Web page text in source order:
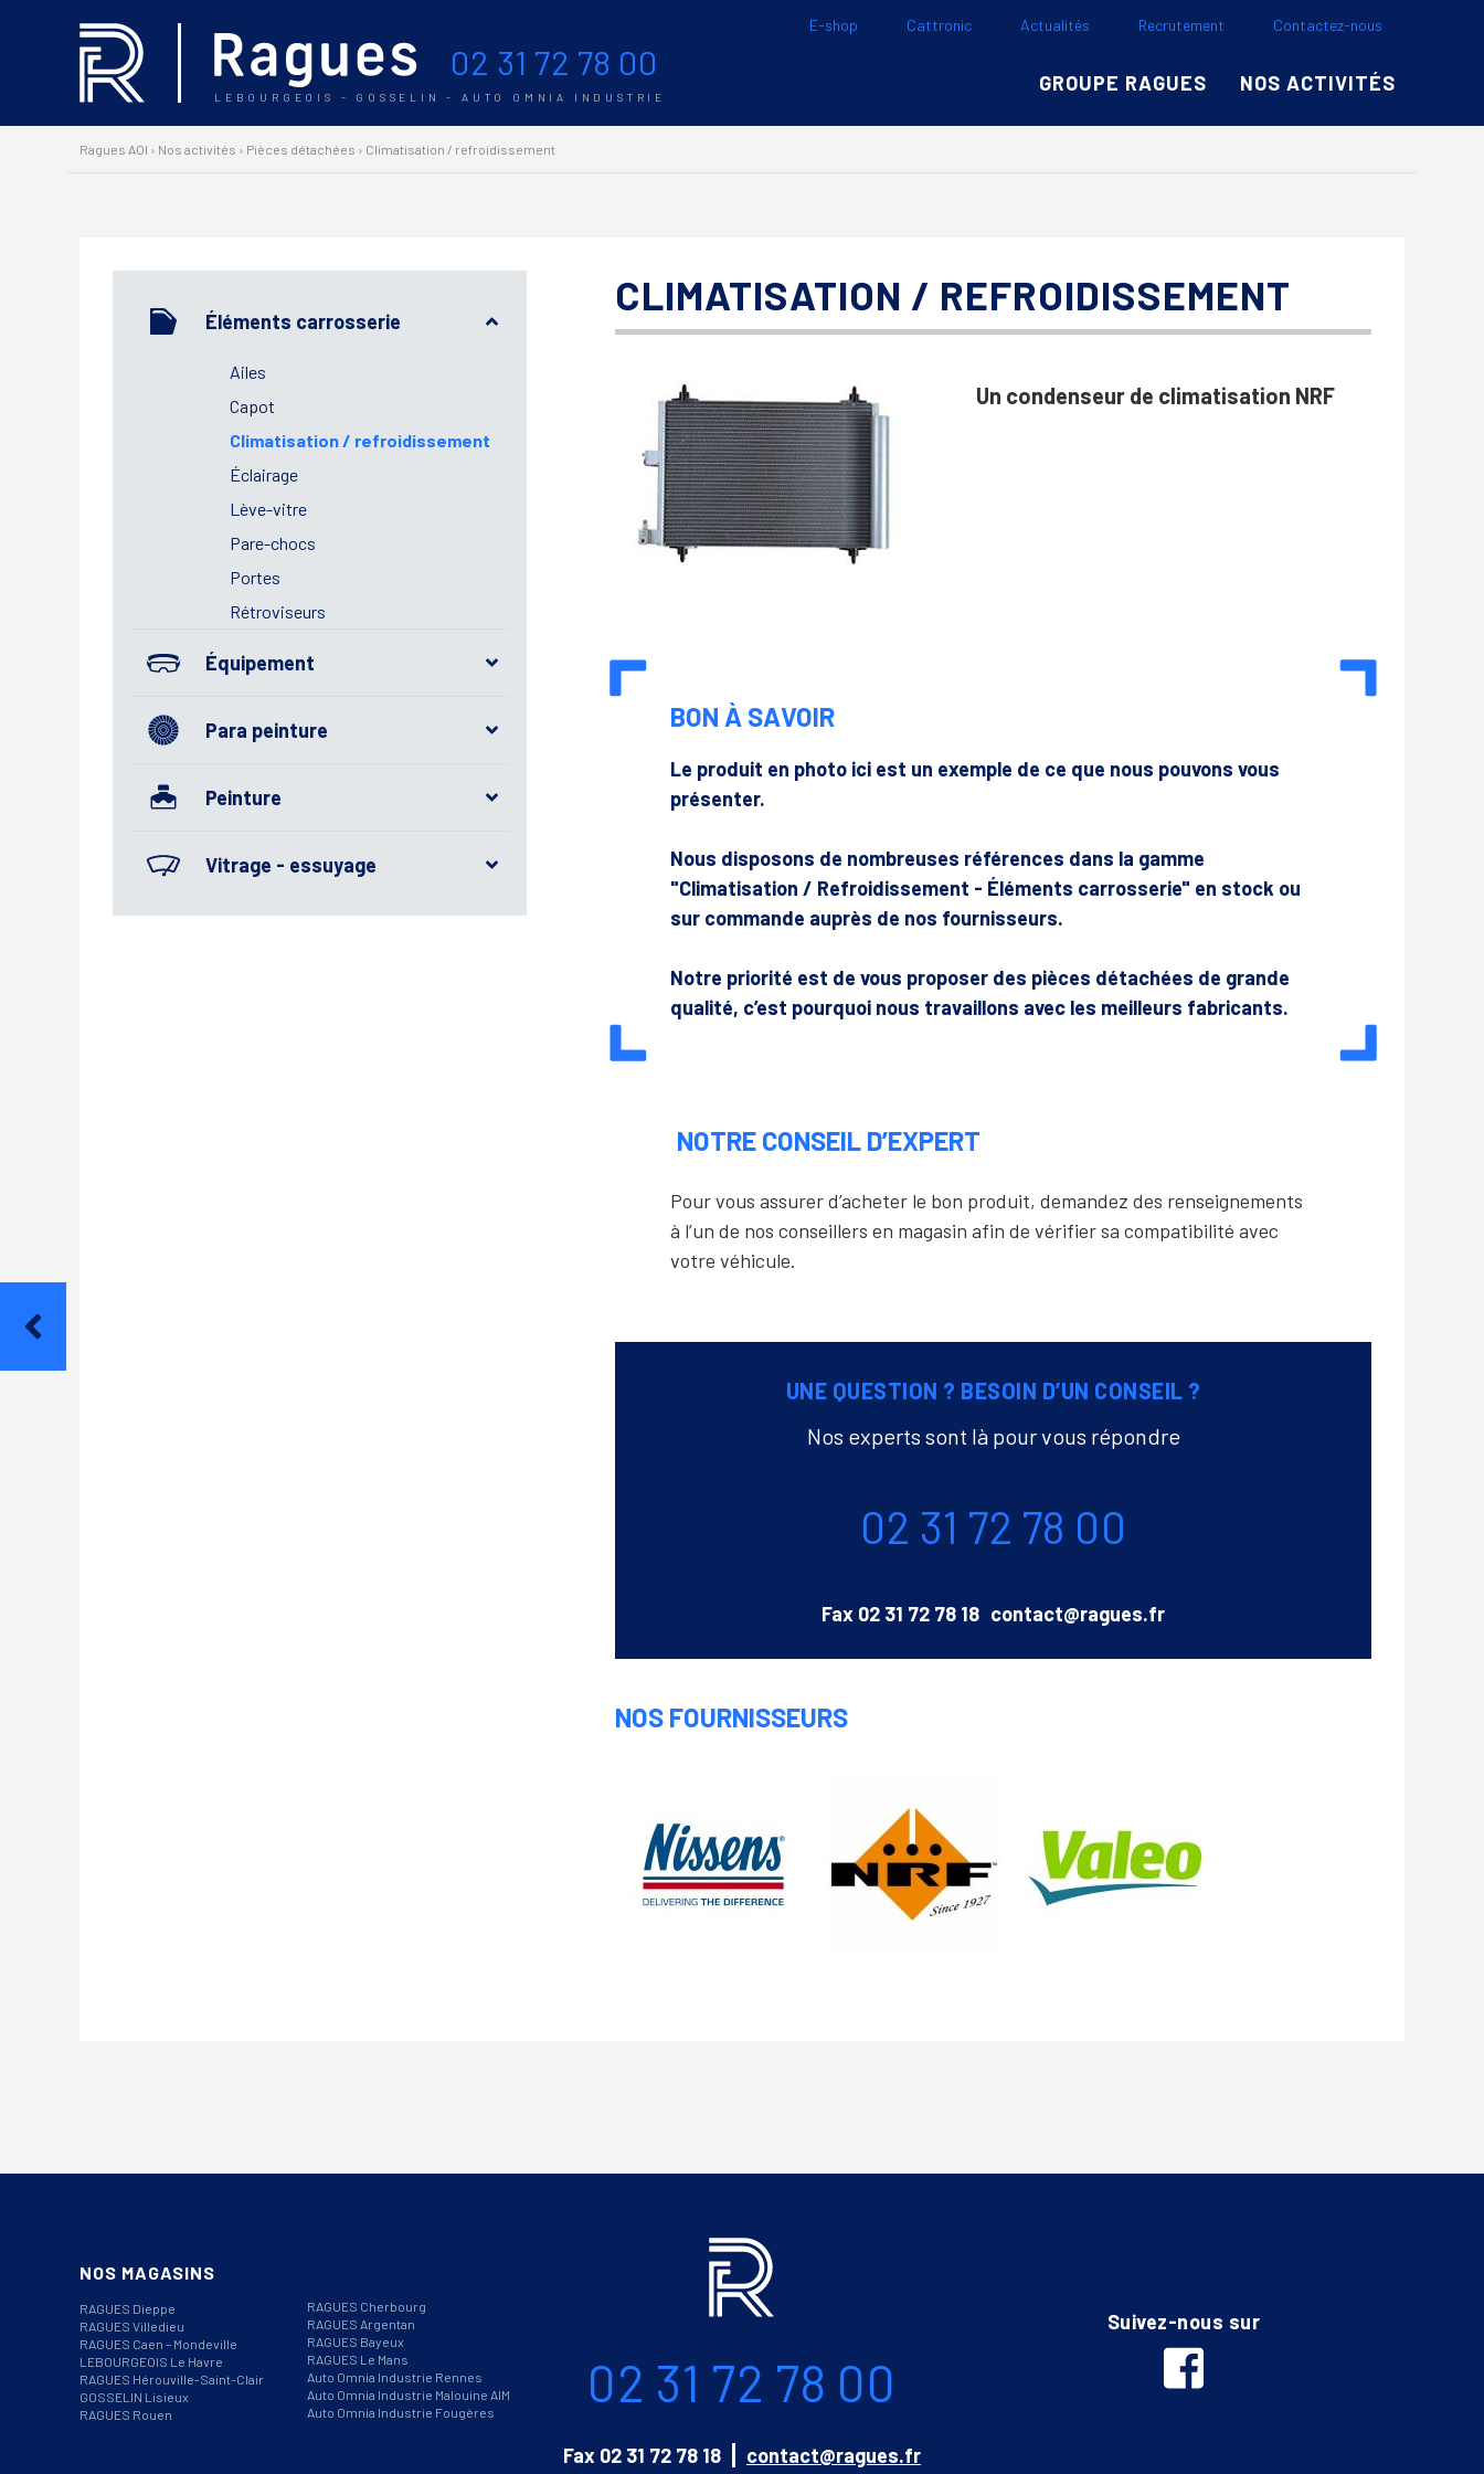
02 31 72 78 00
LEBOURGEOIS - GOSSELIN - AUTO OMNIA INDUSTRIE
E-shop Cattronic Actualités Recrutement Contactez-nous
GROUPE RAGUES NOS ACTIVITÉS
Ragues AOI › Nos activités › Pièces détachées › Climatisation / refroidissement
Éléments carrosserie
Ailes
Capot
Climatisation / refroidissement
Éclairage
Lève-vitre
Pare-chocs
Portes
Rétroviseurs
Équipement
Para peinture
Peinture
Vitrage - essuyage
CLIMATISATION / REFROIDISSEMENT
Un condenseur de climatisation NRF
BON À SAVOIR
Le produit en photo ici est un exemple de ce que nous pouvons vous
présenter.
Nous disposons de nombreuses références dans la gamme
"Climatisation / Refroidissement - Éléments carrosserie" en stock ou
sur commande auprès de nos fournisseurs.
Notre priorité est de vous proposer des pièces détachées de grande
qualité, c’est pourquoi nous travaillons avec les meilleurs fabricants.
NOTRE CONSEIL D’EXPERT
Pour vous assurer d’acheter le bon produit, demandez des renseignements
à l’un de nos conseillers en magasin afin de vérifier sa compatibilité avec
votre véhicule.
UNE QUESTION ? BESOIN D’UN CONSEIL ?
Nos experts sont là pour vous répondre
02 31 72 78 00
Fax 02 31 72 78 18 Email
contact@ragues.fr
NOS FOURNISSEURS
NOS MAGASINS
RAGUES Dieppe
RAGUES Villedieu
RAGUES Caen – Mondeville
LEBOURGEOIS Le Havre
RAGUES Hérouville-Saint-Clair
GOSSELIN Lisieux
RAGUES Rouen
RAGUES Cherbourg
RAGUES Argentan
RAGUES Bayeux
RAGUES Le Mans
Auto Omnia Industrie Rennes
Auto Omnia Industrie Malouine AIM
Auto Omnia Industrie Fougères
02 31 72 78 00
Fax 02 31 72 78 18Emailcontact@ragues.fr
Suivez-nous sur
facebook